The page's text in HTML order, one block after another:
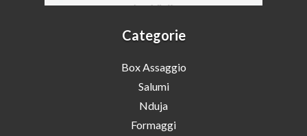
Categorie
Box Assaggio
Salumi
Nduja
Formaggi